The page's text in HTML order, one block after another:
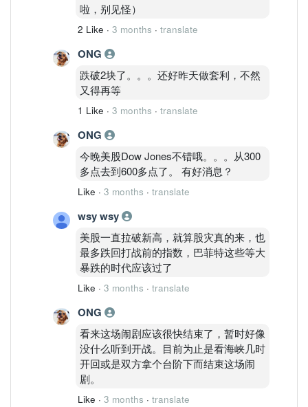
啦，别见怪）
2 Like · 3 months · translate
ONG
跌破2块了。。。还好昨天做套利，不然
又得再等
1 Like · 3 months · translate
ONG
今晚美股Dow Jones不错哦。。。从300
多点去到600多点了。 有好消息？
Like · 3 months · translate
wsy wsy
美股一直拉破新高，就算股灾真的来，也
最多跌回打战前的指数，巴菲特这些等大
暴跌的时代应该过了
Like · 3 months · translate
ONG
看来这场闹剧应该很快结束了，暂时好像
没什么听到开战。目前为止是看海峡几时
开回或是双方拿个台阶下而结束这场闹
剧。
Like · 3 months · translate